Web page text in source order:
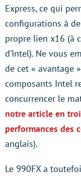
Express, ce qui
configurations à
propre lien x16 (à
d’Intel). Ne vous
de cet « avantage
composants Intel
concurrencer le
notre article en
performances des
anglais).
Le 990FX a